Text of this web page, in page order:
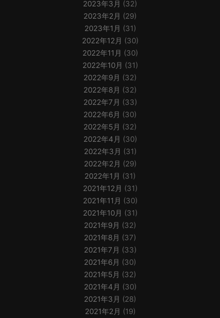
2023年3月 (32)
2023年2月 (29)
2023年1月 (31)
2022年12月 (30)
2022年11月 (30)
2022年10月 (31)
2022年9月 (32)
2022年8月 (32)
2022年7月 (33)
2022年6月 (30)
2022年5月 (32)
2022年4月 (30)
2022年3月 (31)
2022年2月 (29)
2022年1月 (31)
2021年12月 (31)
2021年11月 (30)
2021年10月 (31)
2021年9月 (32)
2021年8月 (37)
2021年7月 (33)
2021年6月 (30)
2021年5月 (32)
2021年4月 (30)
2021年3月 (28)
2021年2月 (19)